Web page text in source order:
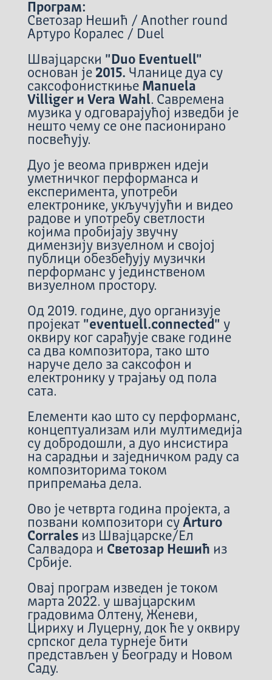
Програм:
Светозар Нешић / Another round
Артуро Коралес / Duel
Швајцарски "Duo Eventuell"
основан је2015. Чланице дуа су
саксофонисткиње Manuela
Villiger и Vera Wahl. Савремена
музика у одговарајућој изведби је
нешто чему се оне пасионирано
посвећују.
Дуо је веома привржен идеји
уметничког перформанса и
експеримента, употреби
електронике, укључујући и видео
радове и употребу светлости
којима пробијају звучну
димензију визуелном и својој
публици обезбеђују музички
перформанс у јединственом
визуелном простору.
Од 2019. године, дуо организује
пројекат "eventuell.connected" у
оквиру ког сарађује сваке године
са два композитора, тако што
наруче дело за саксофон и
електронику у трајању од пола
сата.
Елементи као што су перформанс,
концептуализам или мултимедија
су добродошли, а дуо инсистира
на сарадњи и заједничком раду са
композиторима током
припремања дела.
Ово је четврта година пројекта, а
позвани композитори суArturo
Corralesиз Швајцарске/Ел
Салвадора и Светозар Нешић из
Србије.
Овај програм изведен је током
марта 2022. у швајцарским
градовима Олтену, Женеви,
Цириху и Луцерну, док ће у оквиру
српског дела турнеје бити
представљен у Београду и Новом
Саду.